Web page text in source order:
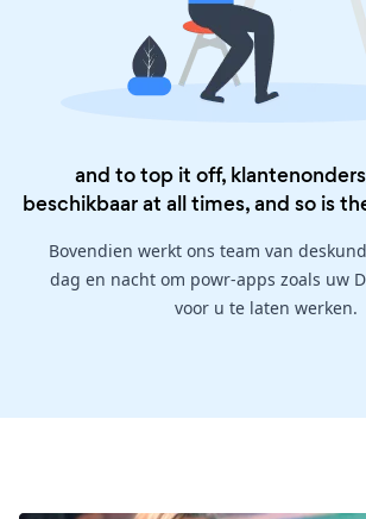
and to top it off,
beschikbaar at all times, and so is
Bovendien werkt ons team van
dag en nacht om powr-apps zoals uw
voor u te laten werken.